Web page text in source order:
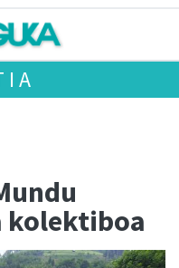
kolektiboa